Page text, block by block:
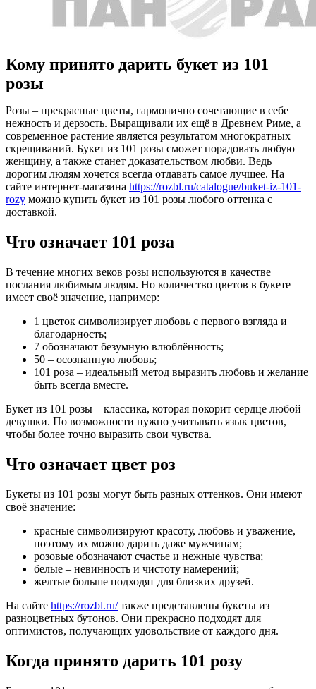
Кому принято дарить букет из 101
розы
Розы – прекрасные цветы, гармонично сочетающие в себе
нежность и дерзость. Выращивали их ещё в Древнем Риме, а
современное растение является результатом многократных
скрещиваний. Букет из 101 розы сможет порадовать любую
женщину, а также станет доказательством любви. Ведь
дорогим людям хочется всегда отдавать самое лучшее. На
сайте интернет-магазина https://rozbl.ru/catalogue/buket-iz-101-
rozy можно купить букет из 101 розы любого оттенка с
доставкой.
Что означает 101 роза
В течение многих веков розы используются в качестве
послания любимым людям. Но количество цветов в букете
имеет своё значение, например:
1 цветок символизирует любовь с первого взгляда и
благодарность;
7 обозначают безумную влюблённость;
50 – осознанную любовь;
101 роза – идеальный метод выразить любовь и желание
быть всегда вместе.
Букет из 101 розы – классика, которая покорит сердце любой
девушки. По возможности нужно учитывать язык цветов,
чтобы более точно выразить свои чувства.
Что означает цвет роз
Букеты из 101 розы могут быть разных оттенков. Они имеют
своё значение:
красные символизируют красоту, любовь и уважение,
поэтому их можно дарить даже мужчинам;
розовые обозначают счастье и нежные чувства;
белые – невинность и чистоту намерений;
желтые больше подходят для близких друзей.
На сайте https://rozbl.ru/также представлены букеты из
разноцветных бутонов. Они прекрасно подходят для
оптимистов, получающих удовольствие от каждого дня.
Когда принято дарить 101 розу